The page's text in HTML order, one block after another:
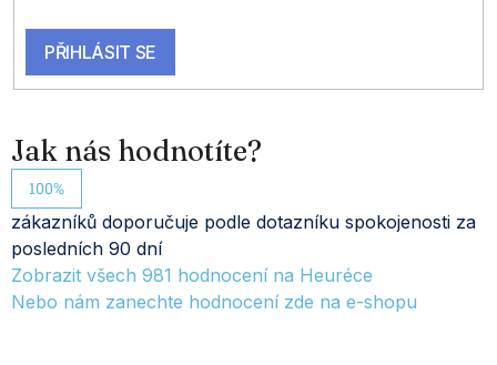
PŘIHLÁSIT SE
Jak nás hodnotíte?
100%
zákazníků doporučuje podle dotazníku spokojenosti za
posledních 90 dní
Zobrazit všech 981 hodnocení na Heuréce
Nebo nám zanechte hodnocení zde na e-shopu